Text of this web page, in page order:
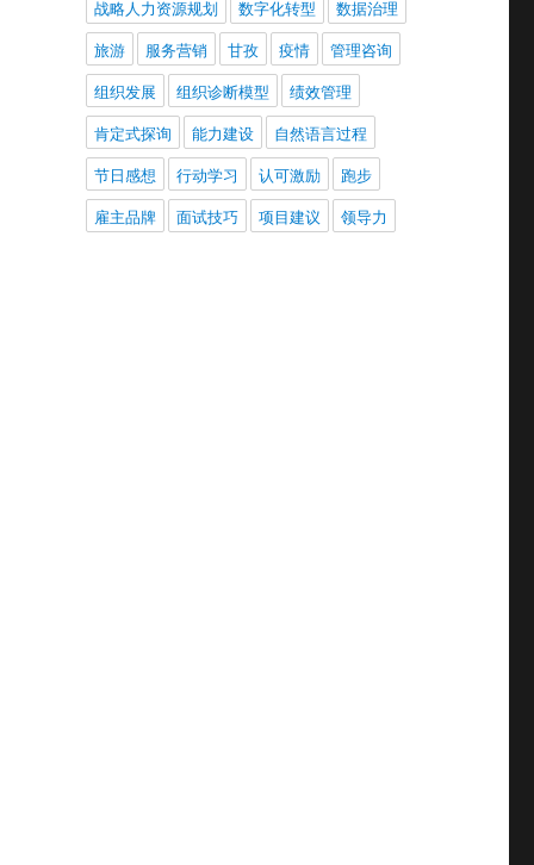
战略人力资源规划
数字化转型
数据治理
旅游
服务营销 甘孜 疫情
管理咨询
组织发展
组织诊断模型
绩效管理
肯定式探询
能力建设
自然语言过程
节日感想
行动学习 认可激励
跑步
雇主品牌
面试技巧 项目建议 领导力